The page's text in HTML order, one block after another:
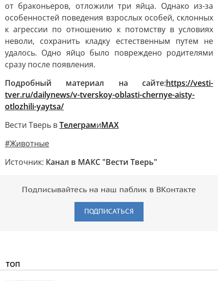
от браконьеров, отложили три яйца. Однако из-за
особенностей поведения взрослых особей, склонных
к агрессии по отношению к потомству в условиях
неволи, сохранить кладку естественным путем не
удалось. Одно яйцо было повреждено родителями
сразу после появления.
Подробный материал на сайте:https://vesti-
tver.ru/dailynews/v-tverskoy-oblasti-chernye-aisty-
otlozhili-yaytsa/
Вести Тверь вТелеграмиМАХ
#Животные
Источник: Канал в МАКС "Вести Тверь"
Подписывайтесь на наш паблик в ВКонтакте
ПОДПИСАТЬСЯ
ТОП